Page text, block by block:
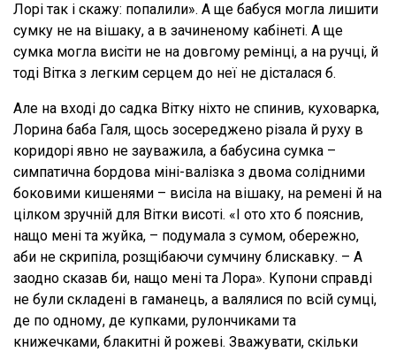
Лорі так і скажу: попалили». А ще бабуся могла лишити
сумку не на вішаку, а в зачиненому кабінеті. А ще
сумка могла висіти не на довгому ремінці, а на ручці, й
тоді Вітка з легким серцем до неї не дісталася б.
Але на вході до садка Вітку ніхто не спинив, куховарка,
Лорина баба Галя, щось зосереджено різала й руху в
коридорі явно не зауважила, а бабусина сумка –
симпатична бордова міні-валізка з двома солідними
боковими кишенями – висіла на вішаку, на ремені й на
цілком зручній для Вітки висоті. «І ото хто б пояснив,
нащо мені та жуйка, – подумала з сумом, обережно,
аби не скрипіла, розщібаючи сумчину блискавку. – А
заодно сказав би, нащо мені та Лора». Купони справді
не були складені в гаманець, а валялися по всій сумці,
де по одному, де купками, рулончиками та
книжечками, блакитні й рожеві. Зважувати, скільки